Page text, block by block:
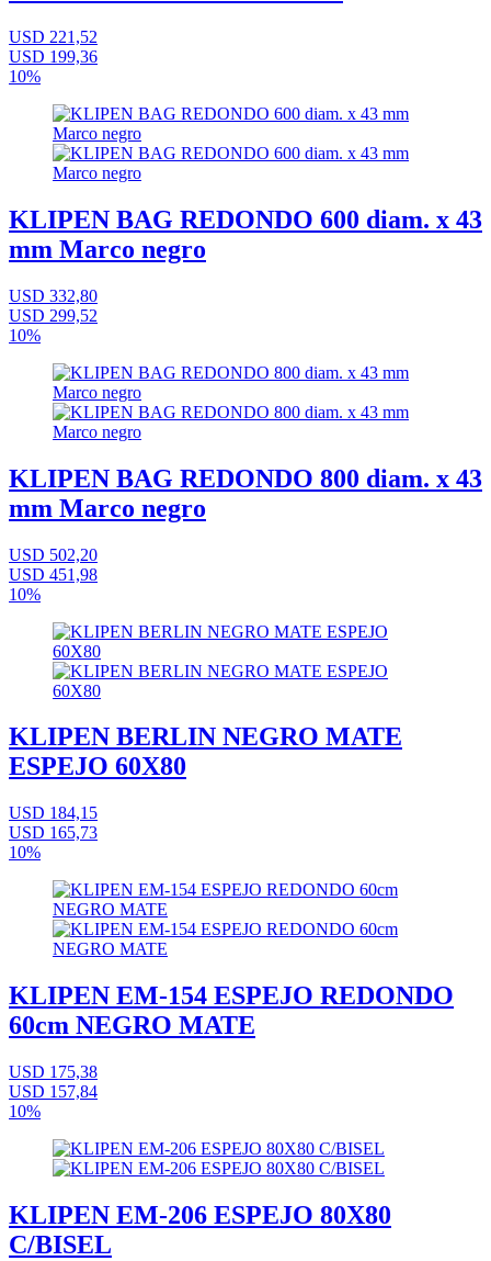
USD 221,52
USD 199,36
10%
KLIPEN BAG REDONDO 600 diam. x 43
mm Marco negro
USD 332,80
USD 299,52
10%
KLIPEN BAG REDONDO 800 diam. x 43
mm Marco negro
USD 502,20
USD 451,98
10%
KLIPEN BERLIN NEGRO MATE
ESPEJO 60X80
USD 184,15
USD 165,73
10%
KLIPEN EM-154 ESPEJO REDONDO
60cm NEGRO MATE
USD 175,38
USD 157,84
10%
KLIPEN EM-206 ESPEJO 80X80
C/BISEL